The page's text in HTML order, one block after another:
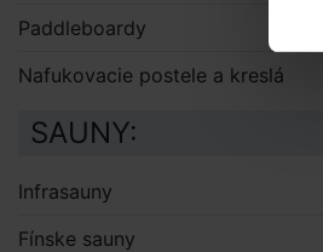
Paddleboardy
Nafukovacie postele a kreslá
SAUNY:
Infrasauny
Fínske sauny